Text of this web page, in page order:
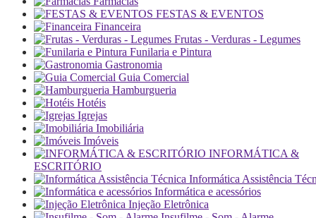
FESTAS & EVENTOS
Financeira
Frutas - Verduras - Legumes
Funilaria e Pintura
Gastronomia
Guia Comercial
Hamburgueria
Hotéis
Igrejas
Imobiliária
Imóveis
INFORMÁTICA &
ESCRITÓRIO
Informática Assistência
Informática e acessórios
Injeção Eletrônica